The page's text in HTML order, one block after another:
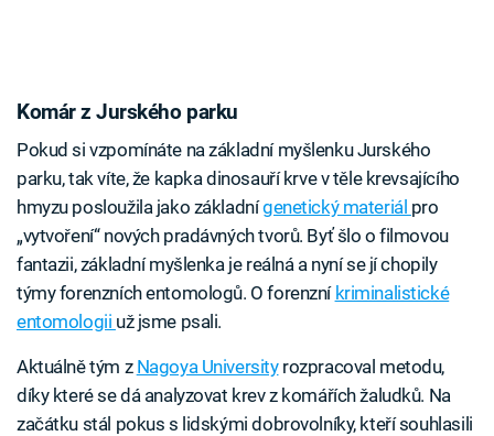
Komár z Jurského parku
Pokud si vzpomínáte na základní myšlenku Jurského
parku, tak víte, že kapka dinosauří krve v těle krevsajícího
hmyzu posloužila jako základnígenetický materiál pro
„vytvoření“ nových pradávných tvorů. Byť šlo o filmovou
fantazii, základní myšlenka je reálná a nyní se jí chopily
týmy forenzních entomologů. O forenzní kriminalistické
entomologii už jsme psali.
Aktuálně tým z Nagoya Universityrozpracoval metodu,
díky které se dá analyzovat krev z komářích žaludků. Na
začátku stál pokus s lidskými dobrovolníky, kteří souhlasili